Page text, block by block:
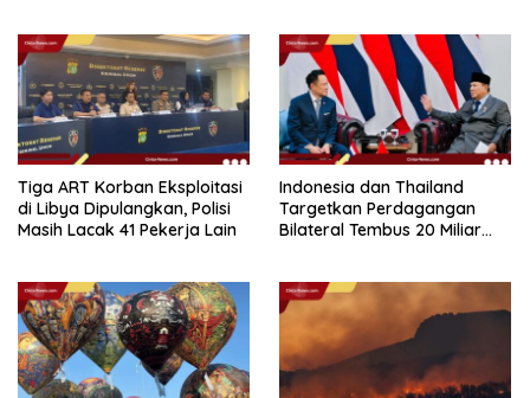
Tiga ART Korban Eksploitasi
di Libya Dipulangkan, Polisi
Masih Lacak 41 Pekerja Lain
Indonesia dan Thailand
Targetkan Perdagangan
Bilateral Tembus 20 Miliar